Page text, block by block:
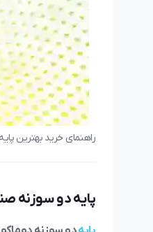
راهنمای خرید بهترین
پایه دو سوزنه